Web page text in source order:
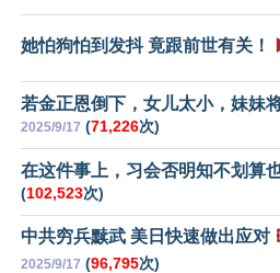
她怕狗怕到发抖 竟跟前世有关！
若金正恩倒下，女儿太小，妹妹
2025/9/17 (71,226次)
在这件事上，习会否明知不划算
(102,523次)
中共穷兵黩武 美日快速做出应对
2025/9/17 (96,795次)